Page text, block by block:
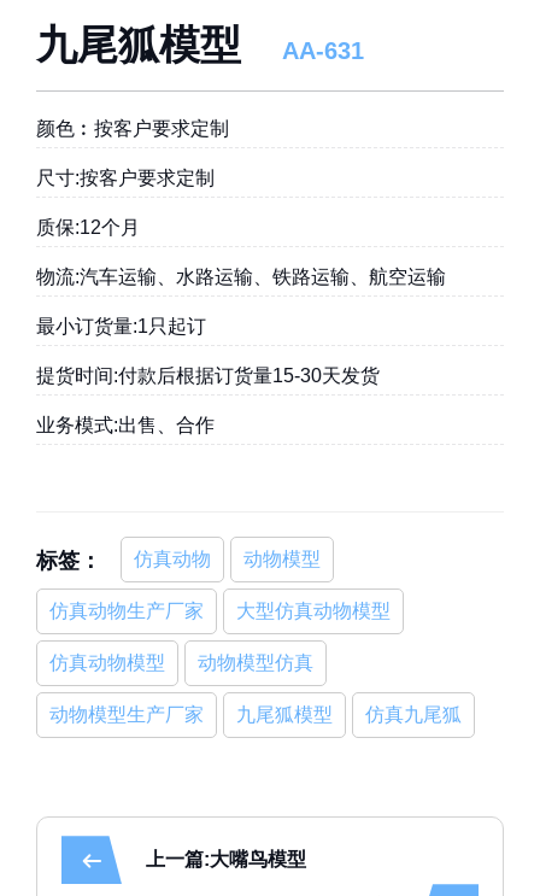
九尾狐模型 AA-631
颜色︰按客户要求定制
尺寸:按客户要求定制
质保:12个月
物流:汽车运输、水路运输、铁路运输、航空运输
最小订货量:1只起订
提货时间:付款后根据订货量15-30天发货
业务模式:出售、合作
标签： 仿真动物 动物模型
仿真动物生产厂家 大型仿真动物模型
仿真动物模型 动物模型仿真
动物模型生产厂家 九尾狐模型 仿真九尾狐
上一篇:大嘴鸟模型